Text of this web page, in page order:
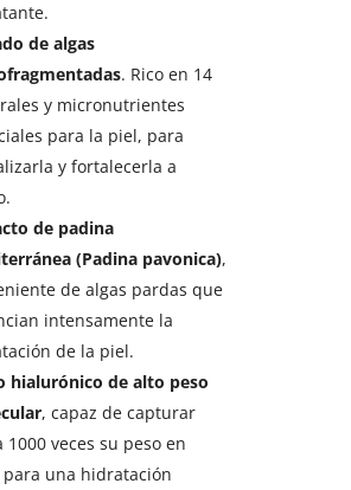
de algas
. Rico en 14
y micronutrientes
para la piel, para
y fortalecerla a
de padina
(Padina pavonica),
de algas pardas que
intensamente la
de la piel.
hialurónico de alto peso
, capaz de capturar
1000 veces su peso en
para una hidratación